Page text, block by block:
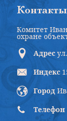
Контакты
Комитет
охране
Адрес
Индекс
Город
Телефон